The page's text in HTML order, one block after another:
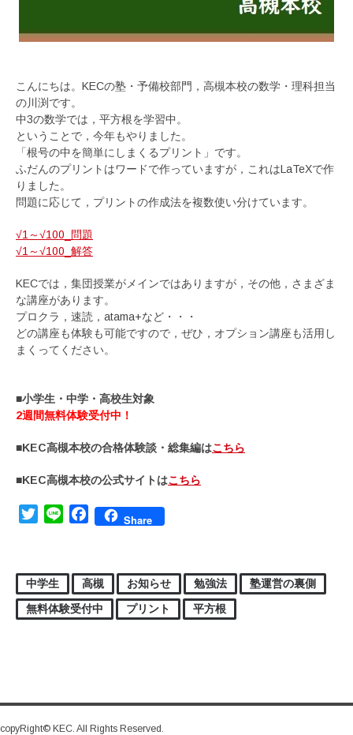
こんにちは。KECの塾・予備校部門，高槻本校の数学・理科担当
の川渕です。
中3の数学では，平方根を学習中。
ということで，今年もやりました。
「根号の中を簡単にしまくるプリント」です。
ふだんのプリントはワードで作っていますが，これはLaTeXで作
りました。
問題に応じて，プリントの作成法を複数使い分けています。
√1～√100_問題
√1～√100_解答
KECでは，集団授業がメインではありますが，その他，さまざま
な講座があります。
プロクラ，速読，atama+など・・・
どの講座も体験も可能ですので，ぜひ，オプション講座も活用し
まくってください。
■小学生・中学・高校生対象
2週間無料体験受付中！
■KEC高槻本校の合格体験談・総集編はこちら
■KEC高槻本校の公式サイトはこちら
TwitterLine FacebookShare
中学生 高槻 お知らせ 勉強法
塾運営の裏側
無料体験受付中
プリント 平方根
copyRight© KEC. All Rights Reserved.